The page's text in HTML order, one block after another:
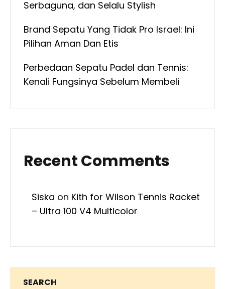
Serbaguna, dan Selalu Stylish
Brand Sepatu Yang Tidak Pro Israel: Ini
Pilihan Aman Dan Etis
Perbedaan Sepatu Padel dan Tennis:
Kenali Fungsinya Sebelum Membeli
Recent Comments
Siska on Kith for Wilson Tennis Racket
– Ultra 100 V4 Multicolor
SEARCH